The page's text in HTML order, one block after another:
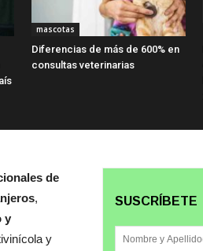
mascotas
Diferencias de más de 600% en
consultas veterinarias
de
,
y
y
SUSCRÍBETE